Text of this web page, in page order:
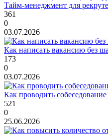
Тайм-менеджмент для
361
0
03.07.2026
Как написать вакансию без
173
0
03.07.2026
Как проводить
521
0
25.06.2026